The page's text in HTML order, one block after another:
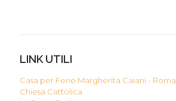
LINK UTILI
Casa per Ferie Margherita Caiani - Roma
Chiesa Cattolica